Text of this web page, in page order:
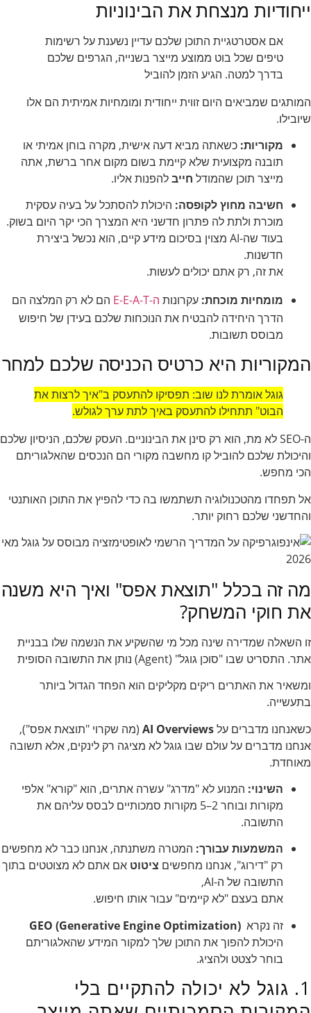
ייחודיות מנצחת את הבינוניות
אם אסטרטגיית התוכן שלכם עדיין נשענת על רשימות
טיפים שכל בוט ממוצע מייצר בשנייה, הגרפים שלכם
בדרך למטה. הגיע הזמן להוביל
המותגים שמביאים היום זווית ייחודית ומומחיות אמיתית הם אלו
שיובילו.
מקוריות: כשאתה מביא דעה אישית, מקרה בוחן אמיתי או
תובנה מקצועית שלא קיימת בשום מקום אחר ברשת, אתה
מייצר תוכן שהמודל חייבלהפנות אליו.
חשיבה מחוץ לקופסה: היכולת להסתכל על בעיה עסקית
מוכרת ולתת לה פתרון חדשני היא המצרך הכי יקר היום בשוק.
בעוד שה-AI מצוין בסיכום מידע קיים, הוא נכשל ביצירת
חדשנות.
את זה, רק אתם יכולים לעשות.
מומחיות מוכחת: עקרונות ה-E-E-A-T
הם לא רק המלצה הם
הדרך היחידה להבטיח את הנוכחות שלכם בעידן של חיפוש
מבוסס תשובות.
המקוריות היא כרטיס הכניסה שלכם למחר
גוגל אומרת לנו שוב: תפסיקו להתעסק ב"איך לרצות את
הבוט" תתחילו להתעסק באיך לתת ערך לגולש.
ה-SEO לא מת, הוא רק סינן את הבינוניים. העסק שלכם, הניסיון שלכם
והיכולת שלכם להוביל קו מחשבה מקורי הם הנכסים שהאלגוריתם
הכי מחפש.
אל תפחדו מהטכנולוגיה תשתמשו בה כדי להפיץ את התוכן האותנטי
והחדשני שלכם רחוק יותר.
מה זה בכלל "תוצאת אפס" ואיך היא משנה
את חוקי המשחק?
זו השאלה שמדירה שינה מכל מי שהשקיע את הנשמה שלו בבניית
אתר. התסריט שבו "סוכן גוגל" (Agent) נותן את התשובה הסופית
ומשאיר את האתרים ריקים מקליקים הוא הפחד הגדול ביותר
בתעשייה.
כשאנחנו מדברים עלAI Overviews (מה שקרוי "תוצאת אפס"),
אנחנו מדברים על עולם שבו גוגל לא מציגה רק לינקים, אלא תשובה
מאוחדת.
השינוי: המנוע לא "מדרג" עשרה אתרים, הוא "קורא" אלפי
מקורות ובוחר 2–5 מקורות סמכותיים לבסס עליהם את
התשובה.
המשמעות עבורך: המטרה משתנתה, אנחנו כבר לא מחפשים
רק "דירוג", אנחנו מחפשים ציטוט אם אתם לא מצוטטים בתוך
התשובה של ה-AI,
אתם בעצם "לא קיימים" עבור אותו חיפוש.
זה נקרא
GEO (Generative Engine Optimization)
היכולת להפוך את התוכן שלך למקור המידע שהאלגוריתם
בוחר לצטט ולהציג.
1. גוגל לא יכולה להתקיים בלי